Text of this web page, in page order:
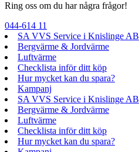
Ring oss om du har några frågor!
044-614 11
SA VVS Service i Knislinge AB
Bergvärme & Jordvärme
Luftvärme
Checklista inför ditt köp
Hur mycket kan du spara?
Kampanj
SA VVS Service i Knislinge AB
Bergvärme & Jordvärme
Luftvärme
Checklista inför ditt köp
Hur mycket kan du spara?